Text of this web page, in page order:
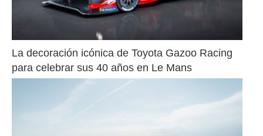
La decoración icónica de Toyota Gazoo Racing
para celebrar sus 40 años en Le Mans